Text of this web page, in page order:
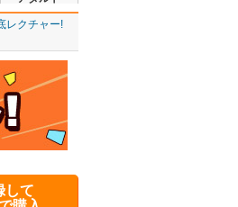
レクチャー!
して